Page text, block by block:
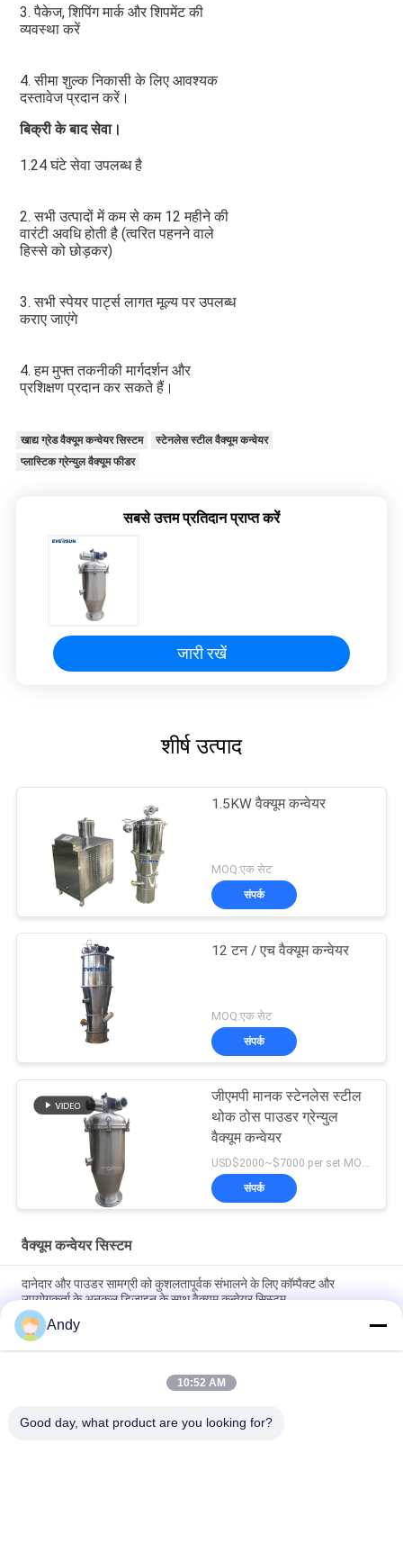
3. पैकेज, शिपिंग मार्क और शिपमेंट की
व्यवस्था करें
4. सीमा शुल्क निकासी के लिए आवश्यक
दस्तावेज प्रदान करें।
बिक्री के बाद सेवा।
1.24 घंटे सेवा उपलब्ध है
2. सभी उत्पादों में कम से कम 12 महीने की
वारंटी अवधि होती है (त्वरित पहनने वाले
हिस्से को छोड़कर)
3. सभी स्पेयर पार्ट्स लागत मूल्य पर उपलब्ध
कराए जाएंगे
4. हम मुफ्त तकनीकी मार्गदर्शन और
प्रशिक्षण प्रदान कर सकते हैं।
खाद्य ग्रेड वैक्यूम कन्वेयर सिस्टम
स्टेनलेस स्टील वैक्यूम कन्वेयर
प्लास्टिक ग्रेन्युल वैक्यूम फीडर
सबसे उत्तम प्रतिदान प्राप्त करें
जारी रखें
शीर्ष उत्पाद
1.5KW वैक्यूम कन्वेयर
MOQ:एक सेट
संपर्क
12 टन / एच वैक्यूम कन्वेयर
MOQ:एक सेट
संपर्क
जीएमपी मानक स्टेनलेस स्टील
थोक ठोस पाउडर ग्रेन्युल
वैक्यूम कन्वेयर
USD$2000~$7000 per set MOQ:एक सेट
संपर्क
वैक्यूम कन्वेयर सिस्टम
दानेदार और पाउडर सामग्री को कुशलतापूर्वक संभालने के लिए कॉम्पैक्ट और
उपयोगकर्ता के अनुकूल डिजाइन के साथ वैक्यूम कन्वेयर सिस्टम
औद्योगिक प्रक्रियाओं में दानेदार सामग्री की निरंतर फीडिंग और डिस्चार्ज के लिए
स्वचालित वैक्यूम कन्वेयर सिस्टम
धूल मुक्त बंद पाइपलाइन प्रौद्योगिकी के साथ पाउडर और दानेदार सामग्रियों को
Andy
10:52 AM
Good day, what product are you looking for?